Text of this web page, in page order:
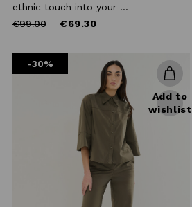
ethnic touch into your ...
Price
€99.00to €69.30
-30%
Add to
wishlist